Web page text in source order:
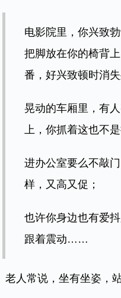
电影院里，你兴致
把脚放在你的椅背
番，好兴致顿时消失
晃动的车厢里，有
上，你抓着这也不
进办公室要么不敲
样，又高又促；
也许你身边也有爱
跟着震动……
老人常说，坐有坐姿，